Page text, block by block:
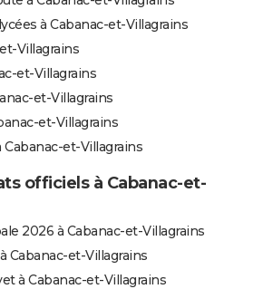
à Cabanac-et-Villagrains
Villagrains
et-Villagrains
et-Villagrains
et-Villagrains
et-Villagrains
officiels à Cabanac-et-
2026 à Cabanac-et-Villagrains
Cabanac-et-Villagrains
à Cabanac-et-Villagrains